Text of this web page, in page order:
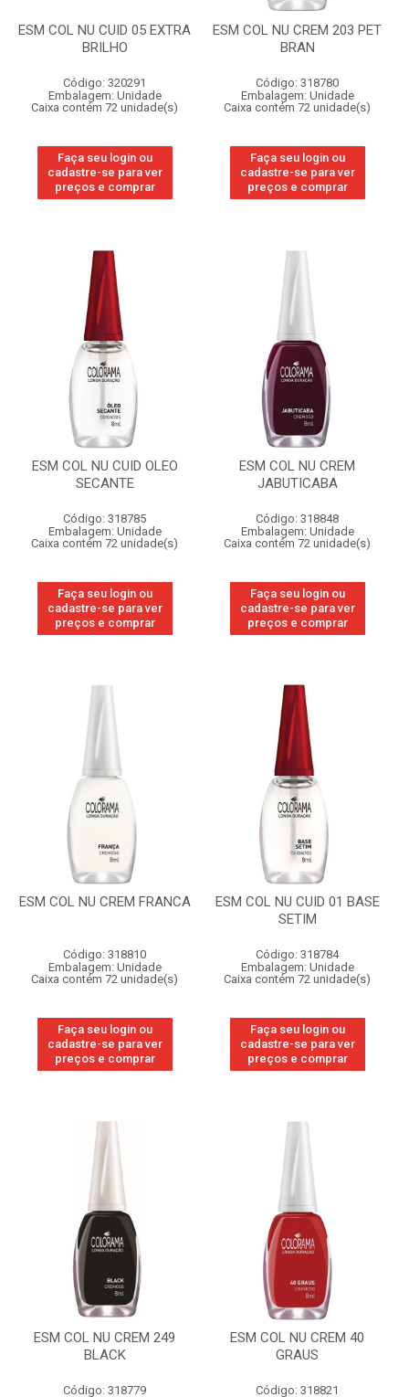
ESM COL NU CUID 05 EXTRA
BRILHO
Código: 320291
Embalagem: Unidade
Caixa contém 72 unidade(s)
Faça seu login ou
cadastre-se para ver
preços e comprar
ESM COL NU CREM 203 PET
BRAN
Código: 318780
Embalagem: Unidade
Caixa contém 72 unidade(s)
Faça seu login ou
cadastre-se para ver
preços e comprar
ESM COL NU CUID OLEO
SECANTE
Código: 318785
Embalagem: Unidade
Caixa contém 72 unidade(s)
Faça seu login ou
cadastre-se para ver
preços e comprar
ESM COL NU CREM
JABUTICABA
Código: 318848
Embalagem: Unidade
Caixa contém 72 unidade(s)
Faça seu login ou
cadastre-se para ver
preços e comprar
ESM COL NU CREM FRANCA
Código: 318810
Embalagem: Unidade
Caixa contém 72 unidade(s)
Faça seu login ou
cadastre-se para ver
preços e comprar
ESM COL NU CUID 01 BASE
SETIM
Código: 318784
Embalagem: Unidade
Caixa contém 72 unidade(s)
Faça seu login ou
cadastre-se para ver
preços e comprar
ESM COL NU CREM 249
BLACK
Código: 318779
ESM COL NU CREM 40
GRAUS
Código: 318821